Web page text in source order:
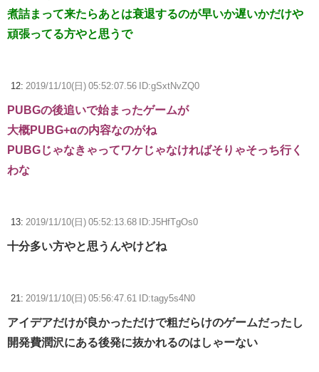
煮詰まって来たらあとは衰退するのが早いか遅いかだけや
頑張ってる方やと思うで
12: 2019/11/10(日) 05:52:07.56 ID:gSxtNvZQ0
PUBGの後追いで始まったゲームが
大概PUBG+αの内容なのがね
PUBGじゃなきゃってワケじゃなければそりゃそっち行く
わな
13: 2019/11/10(日) 05:52:13.68 ID:J5HfTgOs0
十分多い方やと思うんやけどね
21: 2019/11/10(日) 05:56:47.61 ID:tagy5s4N0
アイデアだけが良かっただけで粗だらけのゲームだったし
開発費潤沢にある後発に抜かれるのはしゃーない